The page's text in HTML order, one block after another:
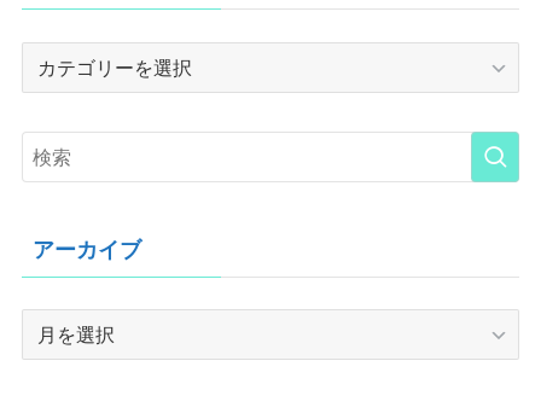
Category
アーカイブ